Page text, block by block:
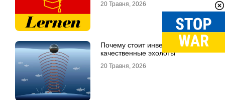
20 Травня, 2026
Почему стоит инвестировать в
качественные эхолоты
20 Травня, 2026